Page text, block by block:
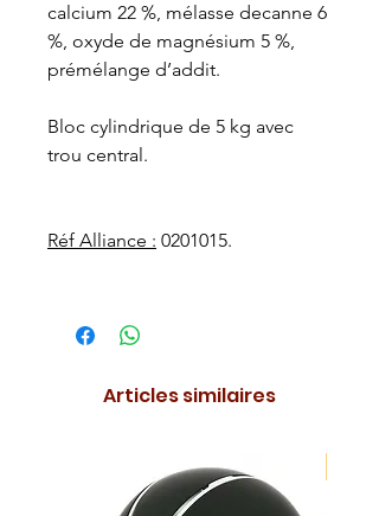
calcium 22 %, mélasse decanne 6
%, oxyde de magnésium 5 %,
prémélange d’addit.
Bloc cylindrique de 5 kg avec
trou central.
Réf Alliance : 0201015.
Articles similaires